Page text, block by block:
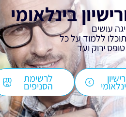
בינלאומי
עושים
ללמוד על כל
ירוק ועד
רישיון לרשימת
הסניפים